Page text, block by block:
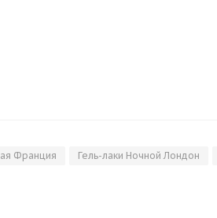
Франция Гель-лаки Ночной Лондон